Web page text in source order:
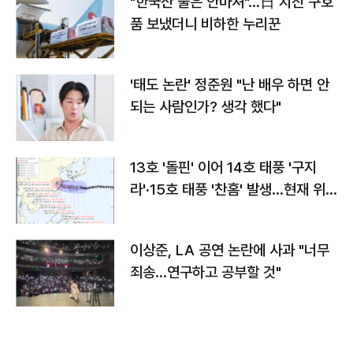
품 보냈더니 비하한 누리꾼
'태도 논란' 정준원 "난 배우 하면 안
되는 사람인가? 생각 했다"
13호 '돌핀' 이어 14호 태풍 '구지
라'·15호 태풍 '찬홈' 발생…현재 위
이상준, LA 공연 논란에 사과 "너무
죄송…연구하고 공부할 것"